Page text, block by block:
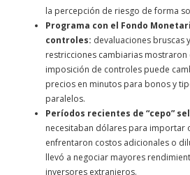
la percepción de riesgo de forma
Programa con el Fondo
controles: devaluaciones bruscas
restricciones cambiarias mostraron
imposición de controles puede
precios en minutos para bonos y
paralelos.
Períodos recientes de “cepo”
necesitaban dólares para importar
enfrentaron costos adicionales o
llevó a negociar mayores
inversores extranjeros.